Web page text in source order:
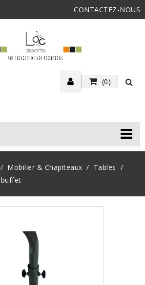
CONTACTEZ-NOUS
(0)
Mobilier & Chapiteaux
Tables